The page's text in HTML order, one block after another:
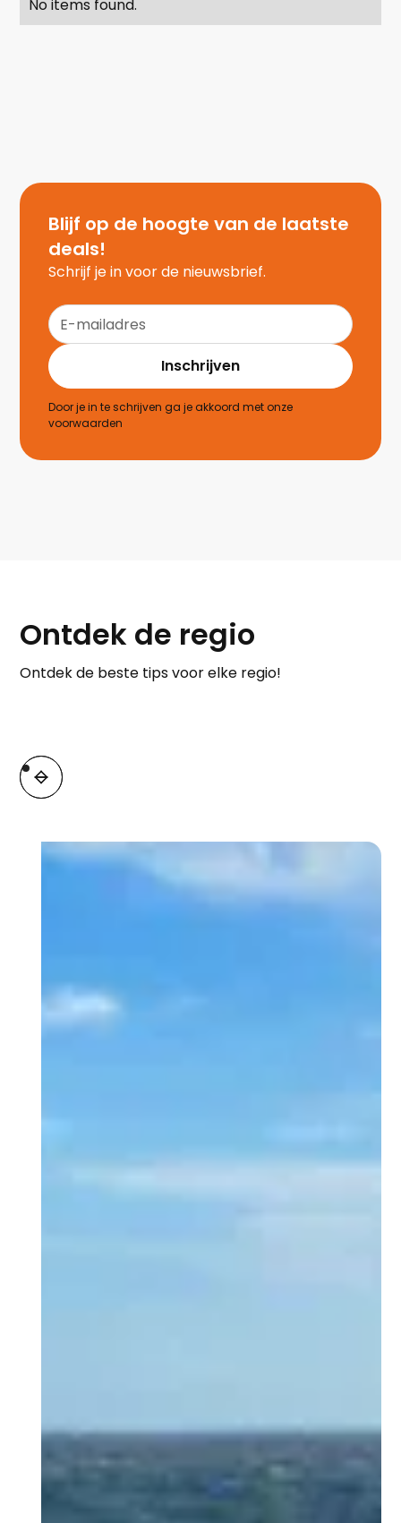
No items found.
Blijf op de hoogte van de laatste
deals!
Schrijf je in voor de nieuwsbrief.
Door je in te schrijven ga je akkoord met onze
voorwaarden
Ontdek de regio
Ontdek de beste tips voor elke regio!